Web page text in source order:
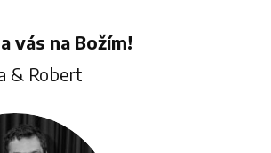
vás na Božím!
& Robert